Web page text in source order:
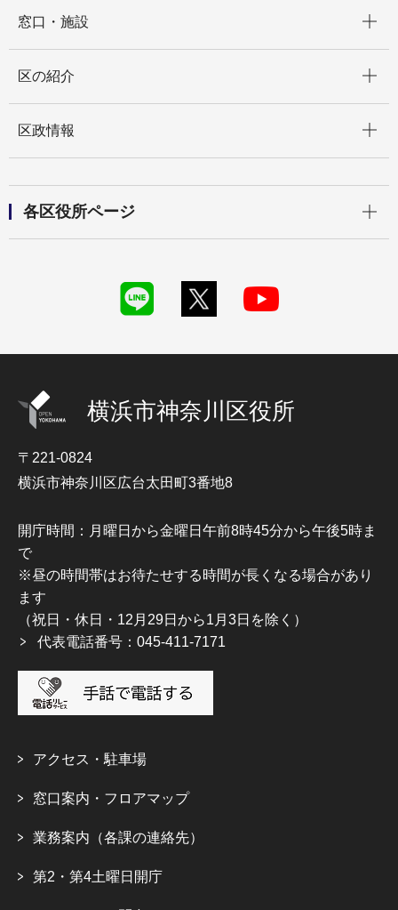
窓口・施設
区の紹介
区政情報
各区役所ページ
横浜市神奈川区役所
〒221-0824
横浜市神奈川区広台太田町3番地8
開庁時間：月曜日から金曜日午前8時45分から午後5時ま
で
※昼の時間帯はお待たせする時間が長くなる場合があり
ます
（祝日・休日・12月29日から1月3日を除く）
代表電話番号：045-411-7171
アクセス・駐車場
窓口案内・フロアマップ
業務案内（各課の連絡先）
第2・第4土曜日開庁